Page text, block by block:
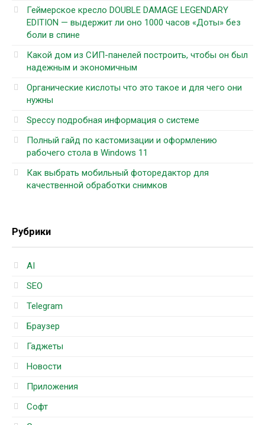
Геймерское кресло DOUBLE DAMAGE LEGENDARY
EDITION — выдержит ли оно 1000 часов «Доты» без
боли в спине
Какой дом из СИП-панелей построить, чтобы он был
надежным и экономичным
Органические кислоты что это такое и для чего они
нужны
Speccy подробная информация о системе
Полный гайд по кастомизации и оформлению
рабочего стола в Windows 11
Как выбрать мобильный фоторедактор для
качественной обработки снимков
Рубрики
AI
SEO
Telegram
Браузер
Гаджеты
Новости
Приложения
Софт